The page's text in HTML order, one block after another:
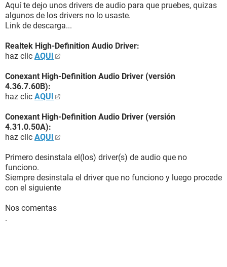
Aquí te dejo unos drivers de audio para que pruebes, quizas
algunos de los drivers no lo usaste.
Link de descarga...
Realtek High-Definition Audio Driver:
haz clic AQUI
Conexant High-Definition Audio Driver (versión
4.36.7.60B):
haz clic AQUI
Conexant High-Definition Audio Driver (versión
4.31.0.50A):
haz clic AQUI
Primero desinstala el(los) driver(s) de audio que no
funciono.
Siempre desinstala el driver que no funciono y luego procede
con el siguiente
Nos comentas
.